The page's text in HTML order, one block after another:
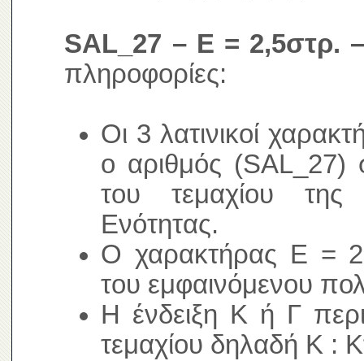
SAL_27 – E = 2,5στρ.
πληροφορίες:
Οι 3 λατινικοί
ο αριθμός (SAL_27)
του τεμαχίου της
Ενότητας.
Ο χαρακτήρας Ε =
του εμφαινόμενου
Η ένδειξη Κ ή Γ
τεμαχίου δηλαδή Κ :